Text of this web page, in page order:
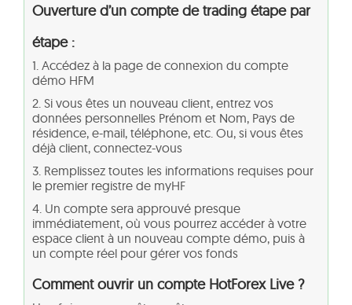
Ouverture d’un compte de trading étape par
étape :
1. Accédez à la page de connexion du compte
démo HFM
2. Si vous êtes un nouveau client, entrez vos
données personnelles Prénom et Nom, Pays de
résidence, e-mail, téléphone, etc. Ou, si vous êtes
déjà client, connectez-vous
3. Remplissez toutes les informations requises pour
le premier registre de myHF
4. Un compte sera approuvé presque
immédiatement, où vous pourrez accéder à votre
espace client à un nouveau compte démo, puis à
un compte réel pour gérer vos fonds
Comment ouvrir un compte HotForex Live ?